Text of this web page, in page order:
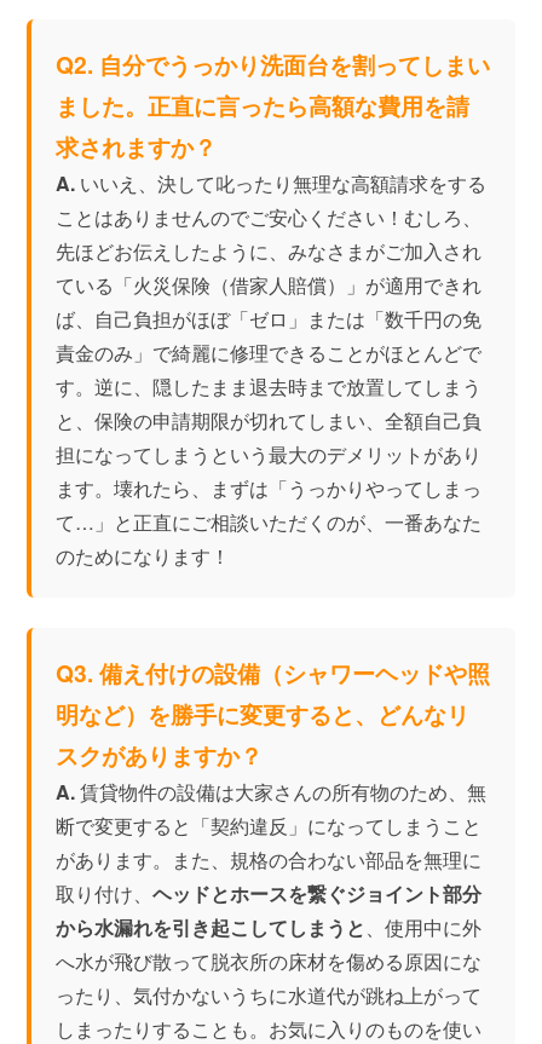
Q2. 自分でうっかり洗面台を割ってしまい
ました。正直に言ったら高額な費用を請
求されますか？
A.いいえ、決して叱ったり無理な高額請求をする
ことはありませんのでご安心ください！むしろ、
先ほどお伝えしたように、みなさまがご加入され
ている「火災保険（借家人賠償）」が適用できれ
ば、自己負担がほぼ「ゼロ」または「数千円の免
責金のみ」で綺麗に修理できることがほとんどで
す。逆に、隠したまま退去時まで放置してしまう
と、保険の申請期限が切れてしまい、全額自己負
担になってしまうという最大のデメリットがあり
ます。壊れたら、まずは「うっかりやってしまっ
て…」と正直にご相談いただくのが、一番あなた
のためになります！
Q3. 備え付けの設備（シャワーヘッドや照
明など）を勝手に変更すると、どんなリ
スクがありますか？
A.賃貸物件の設備は大家さんの所有物のため、無
断で変更すると「契約違反」になってしまうこと
があります。また、規格の合わない部品を無理に
取り付け、 ヘッドとホースを繋ぐジョイント部分
から水漏れを引き起こしてしまうと、使用中に外
へ水が飛び散って脱衣所の床材を傷める原因にな
ったり、気付かないうちに水道代が跳ね上がって
しまったりすることも。お気に入りのものを使い